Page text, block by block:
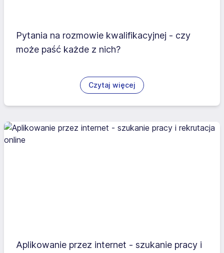
Pytania na rozmowie kwalifikacyjnej - czy
może paść każde z nich?
Czytaj więcej
Aplikowanie przez internet - szukanie pracy i